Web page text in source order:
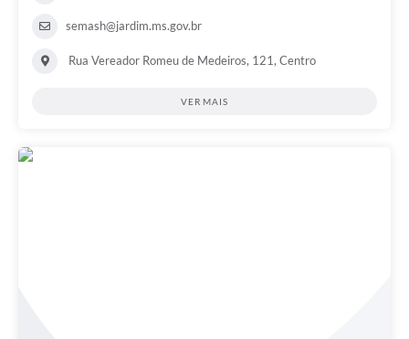
semash@jardim.ms.gov.br
Rua Vereador Romeu de Medeiros, 121, Centro
VER MAIS